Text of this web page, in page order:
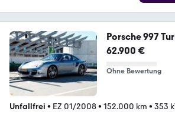
Porsche 997
62.900 €
Ohne Bewertung
Unfallfrei • EZ 01/2008• 152.000 km • 353